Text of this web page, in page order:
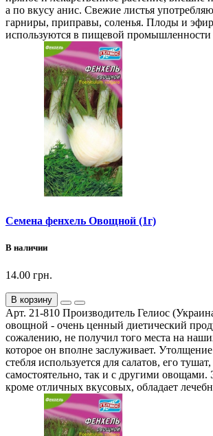
а по вкусу анис. Свежие листья
гарниры, приправы, соленья. Плоды и
используются в пищевой
Семена фенхель Овощной (1г)
В наличии
14.00 грн.
В корзину
Арт. 21-810 Производитель Гелиос
овощной - очень ценный диетический
сожалению, не получил того места на
которое он вполне заслуживает.
стебля используется для салатов, его
самостоятельно, так и с другими овощами.
кроме отличных вкусовых, обладает